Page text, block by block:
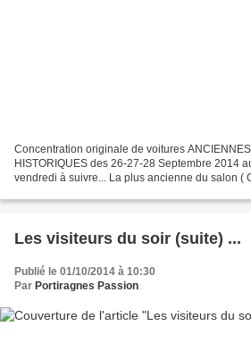
Concentration originale de voitures
HISTORIQUES des 26-27-28 Septembre 2014
vendredi à suivre... La plus ancienne du salon (
Les visiteurs du soir (suite) ...
Publié le 01/10/2014 à 10:30
Par Portiragnes Passion